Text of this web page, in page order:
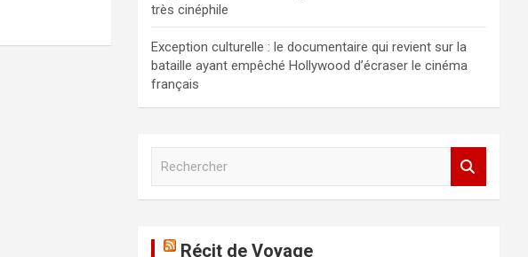
très cinéphile
Exception culturelle : le documentaire qui revient sur la
bataille ayant empêché Hollywood d’écraser le cinéma
français
Récit de Voyage